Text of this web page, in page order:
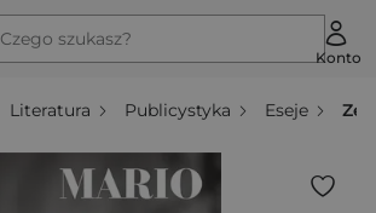
Czego szukasz?
Konto
Literatura Publicystyka Eseje